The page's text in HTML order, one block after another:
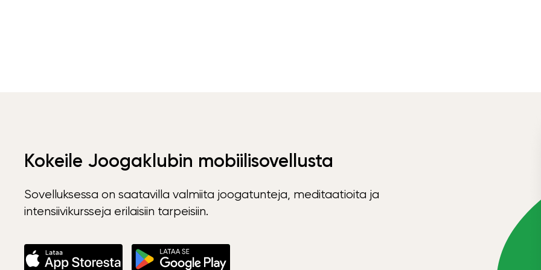
Kokeile Joogaklubin mobiilisovellusta
Sovelluksessa on saatavilla valmiita joogatunteja, meditaatioita ja
intensiivikursseja erilaisiin tarpeisiin.